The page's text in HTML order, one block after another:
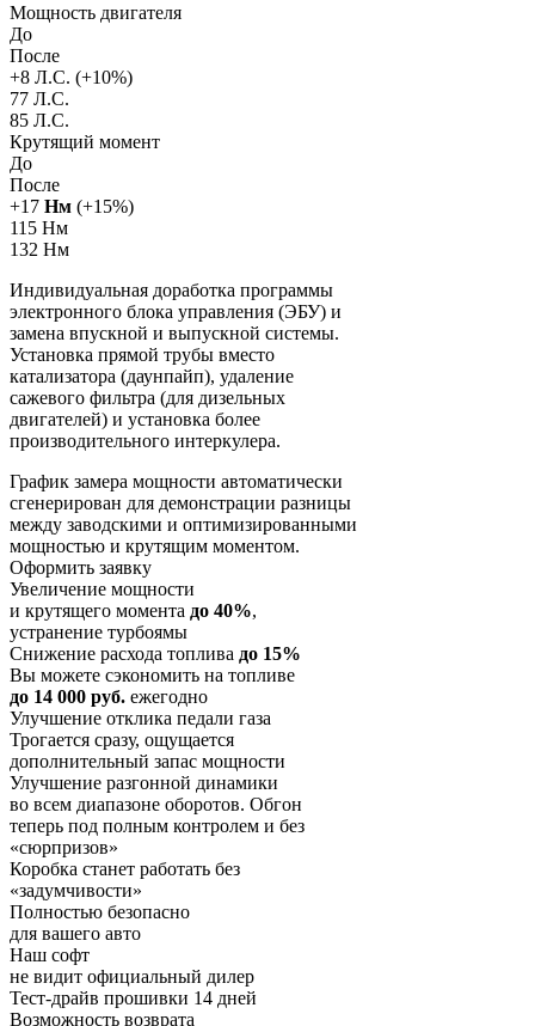
Мощность двигателя
До
После
+8 Л.С. (+10%)
77 Л.С.
85 Л.С.
Крутящий момент
До
После
+17 Нм (+15%)
115 Нм
132 Нм
Индивидуальная доработка программы
электронного блока управления (ЭБУ) и
замена впускной и выпускной системы.
Установка прямой трубы вместо
катализатора (даунпайп), удаление
сажевого фильтра (для дизельных
двигателей) и установка более
производительного интеркулера.
График замера мощности автоматически
сгенерирован для демонстрации разницы
между заводскими и оптимизированными
мощностью и крутящим моментом.
Оформить заявку
Увеличение мощности
и крутящего момента до 40%,
устранение турбоямы
Снижение расхода топлива до 15%
Вы можете сэкономить на топливе
до 14 000 руб. ежегодно
Улучшение отклика педали газа
Трогается сразу, ощущается
дополнительный запас мощности
Улучшение разгонной динамики
во всем диапазоне оборотов. Обгон
теперь под полным контролем и без
«сюрпризов»
Коробка станет работать без
«задумчивости»
Полностью безопасно
для вашего авто
Наш софт
не видит официальный дилер
Тест-драйв прошивки 14 дней
Возможность возврата